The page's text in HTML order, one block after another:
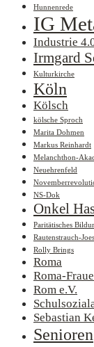
Hunnenrede
IG
Industrie
Irmgard
Kulturkirche
Köln
Kölsch
kölsche Sproch
Marita Dohmen
Markus Reinhardt
Melanchthon-
Neuehrenfeld
NS-Dok
Onkel
Paritätisches
Rautenstrauch-
Rolly Brings
Roma
Roma-
Rom e.V.
Sebastian
Senioren